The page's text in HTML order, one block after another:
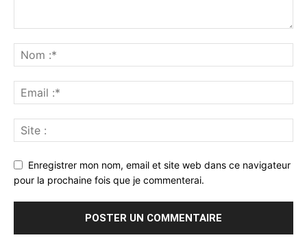
Enregistrer mon nom, email et site web dans ce navigateur
pour la prochaine fois que je commenterai.